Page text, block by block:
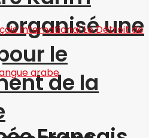
organisé une
le
de la